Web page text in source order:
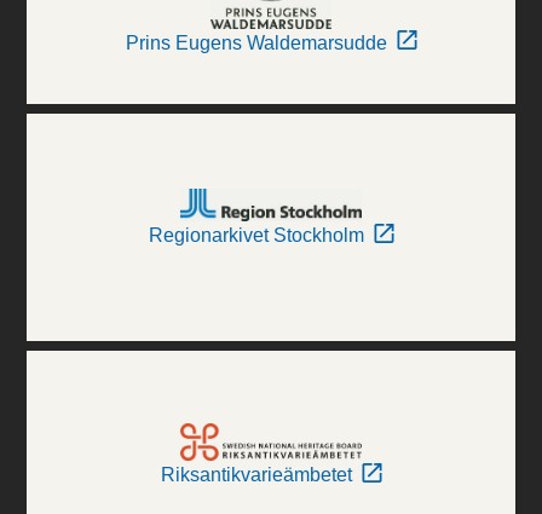
Prins Eugens Waldemarsudde
Regionarkivet Stockholm
Riksantikvarieämbetet